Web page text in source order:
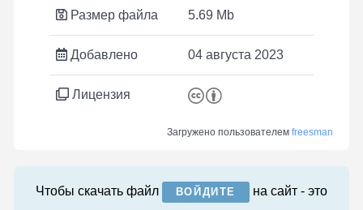
Размер файла 5.69 Mb
Добавлено 04 августа 2023
Лицензия
Загружено пользователем freesman
Чтобы скачать файл ВОЙДИТЕ
на сайт - это